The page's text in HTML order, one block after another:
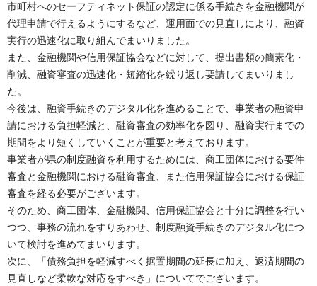
市町村へのセーフティネット保証の認定に係る手続きを金融機関が
代理申請で行えるようにするなど、運用面での見直しにより、融資
実行の迅速化に取り組んでまいりました。
また、金融機関や信用保証協会などに対して、提出書類の簡素化・
削減、融資審査の迅速化・短縮化を繰り返し要請してまいりまし
た。
今後は、融資手続きのデジタル化を進めることで、事業者の融資申
請における負担軽減と、融資審査の効率化を図り、融資実行までの
期間をより短くしていくことが重要と考えております。
事業者が県の制度融資を利用するためには、商工団体における要件
審査と金融機関における融資審査、また信用保証協会における保証
審査を経る必要がございます。
そのため、商工団体、金融機関、信用保証協会と十分に調整を行い
つつ、事務の流れをすりあわせ、制度融資手続きのデジタル化につ
いて検討を進めてまいります。
次に、「債務負担を軽減すべく据置期間の延長に加え、返済期間の
見直しなど柔軟な対応をすべき」についてでございます。